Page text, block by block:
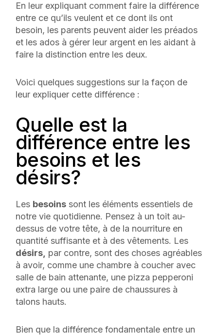
En leur expliquant comment faire la différence
entre ce qu’ils veulent et ce dont ils ont
besoin, les parents peuvent aider les préados
et les ados à gérer leur argent en les aidant à
faire la distinction entre les deux.
Voici quelques suggestions sur la façon de
leur expliquer cette différence :
Quelle est la
différence entre les
besoins et les
désirs?
Les besoins sont les éléments essentiels de
notre vie quotidienne. Pensez à un toit au-
dessus de votre tête, à de la nourriture en
quantité suffisante et à des vêtements. Les
désirs, par contre, sont des choses agréables
à avoir, comme une chambre à coucher avec
salle de bain attenante, une pizza pepperoni
extra large ou une paire de chaussures à
talons hauts.
Bien que la différence fondamentale entre un